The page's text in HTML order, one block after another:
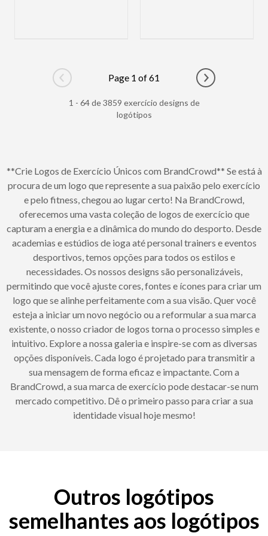
Go to previous page
Page 1 of 61
Go to next
1 - 64 de 3859 exercício designs de
logótipos
**Crie Logos de Exercício Únicos com BrandCrowd** Se está à
procura de um logo que represente a sua paixão pelo exercício
e pelo fitness, chegou ao lugar certo! Na BrandCrowd,
oferecemos uma vasta coleção de logos de exercício que
capturam a energia e a dinâmica do mundo do desporto. Desde
academias e estúdios de ioga até personal trainers e eventos
desportivos, temos opções para todos os estilos e
necessidades. Os nossos designs são personalizáveis,
permitindo que você ajuste cores, fontes e ícones para criar um
logo que se alinhe perfeitamente com a sua visão. Quer você
esteja a iniciar um novo negócio ou a reformular a sua marca
existente, o nosso criador de logos torna o processo simples e
intuitivo. Explore a nossa galeria e inspire-se com as diversas
opções disponíveis. Cada logo é projetado para transmitir a
sua mensagem de forma eficaz e impactante. Com a
BrandCrowd, a sua marca de exercício pode destacar-se num
mercado competitivo. Dê o primeiro passo para criar a sua
identidade visual hoje mesmo!
Outros logótipos
semelhantes aos logótipos